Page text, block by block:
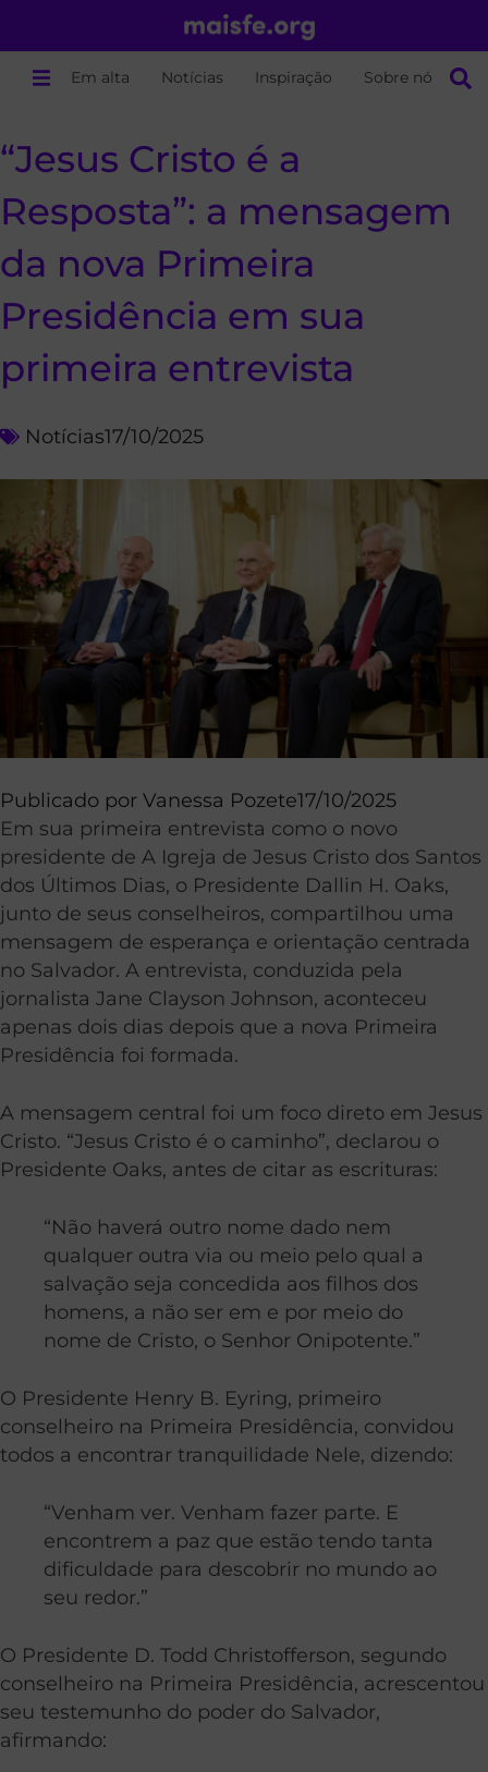
Em alta Notícias Inspiração Sobre nós
“Jesus Cristo é a
Resposta”: a mensagem
da nova Primeira
Presidência em sua
primeira entrevista
Notícias17/10/2025
Publicado por Vanessa Pozete17/10/2025
Em sua primeira entrevista como o novo
presidente de A Igreja de Jesus Cristo dos Santos
dos Últimos Dias, o Presidente Dallin H. Oaks,
junto de seus conselheiros, compartilhou uma
mensagem de esperança e orientação centrada
no Salvador. A entrevista, conduzida pela
jornalista Jane Clayson Johnson, aconteceu
apenas dois dias depois que a nova Primeira
Presidência foi formada.
A mensagem central foi um foco direto em Jesus
Cristo. “Jesus Cristo é o caminho”, declarou o
Presidente Oaks, antes de citar as escrituras:
“Não haverá outro nome dado nem
qualquer outra via ou meio pelo qual a
salvação seja concedida aos filhos dos
homens, a não ser em e por meio do
nome de Cristo, o Senhor Onipotente.”
O Presidente Henry B. Eyring, primeiro
conselheiro na Primeira Presidência, convidou
todos a encontrar tranquilidade Nele, dizendo:
“Venham ver. Venham fazer parte. E
encontrem a paz que estão tendo tanta
dificuldade para descobrir no mundo ao
seu redor.”
O Presidente D. Todd Christofferson, segundo
conselheiro na Primeira Presidência, acrescentou
seu testemunho do poder do Salvador,
afirmando: